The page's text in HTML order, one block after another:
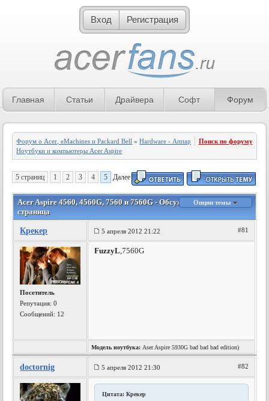
Вход Регистрация
Главная Статьи Драйвера Софт Форум
Форум о Acer, eMachines и Packard Bell »Hardware - Аппаратное обеспечение»
Ноутбуки и компьютеры Acer Aspire
Поиск по форуму
5 страниц 1 2 3 4 5 Далее
Acer Aspire 4560, 4560G, 7560 и 7560G - Обсуждение новинок - 5
страница
Опции темы
Крекер 5 апреля 2012 21:22 #81
Посетитель
Репутация:0
Сообщений: 12
FuzzyL,7560G
Модель ноутбука: Aser Aspire 5930G bad bad bad edition)
doctornig 5 апреля 2012 21:30 #82
Цитата: Крекер